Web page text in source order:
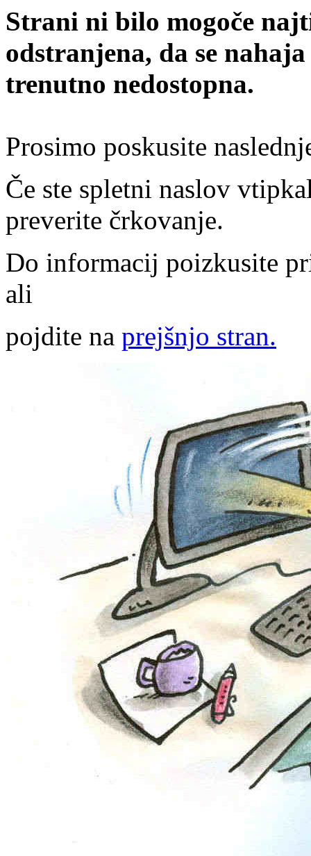
Strani ni bilo mogoče
odstranjena, da se
trenutno nedostopna.
Prosimo poskusite
Če ste spletni naslov
preverite črkovanje.
Do informacij poizkusite
ali
pojdite na prejšnjo stran.